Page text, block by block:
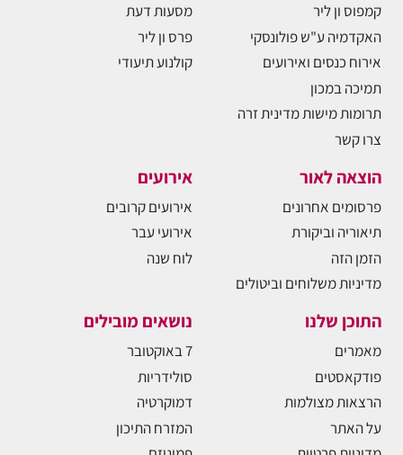
קמפוס ון ליר
האקדמיה ע"ש פולונסקי
אירוח כנסים ואירועים
תמיכה במכון
תרומות מישות מדינית זרה
צרו קשר
מסעות דעת
פרס ון ליר
קולנוע תיעודי
הוצאה לאור
פרסומים אחרונים
תיאוריה וביקורת
הזמן הזה
מדיניות משלוחים וביטולים
אירועים
אירועים קרובים
אירועי עבר
לוח שנה
התוכן שלנו
מאמרים
פודקאסטים
הרצאות מצולמות
על האתר
נושאים מובילים
7 באוקטובר
סולידריות
דמוקרטיה
המזרח התיכון